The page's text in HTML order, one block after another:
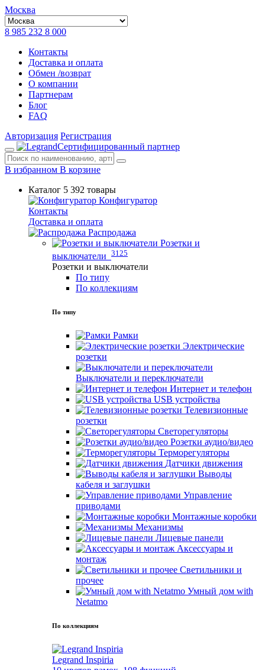
Москва
8 985 232 8 000
Контакты
Доставка и оплата
Обмен /возврат
О компании
Партнерам
Блог
FAQ
Авторизация Регистрация
Сертифицированный партнер
В избранном В корзине
Каталог 5 392 товары
Конфигуратор
Контакты
Доставка и оплата
Распродажа
Розетки и
выключатели 3125
Розетки и выключатели
По типу
По коллекциям
По типу
Рамки
Электрические
розетки
Выключатели и переключатели
Интернет и телефон
USB устройства
Телевизионные
розетки
Светорегуляторы
Розетки аудио/видео
Терморегуляторы
Датчики движения
Выводы
кабеля и заглушки
Управление
приводами
Монтажные коробки
Механизмы
Лицевые панели
Аксессуары и
монтаж
Светильники и
прочее
Умный дом with
Netatmo
По коллекциям
Legrand Inspiria